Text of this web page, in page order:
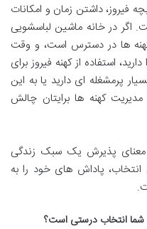
فیروز، داشتن زمان و امکانات
اگر در خانه ماشین لباسشویی
ها در دسترس است، و وقت
استفاده از کهنه فیروز برای
پرمشغله ای دارید یا به این
کهنه ها برایتان چالش
معنای پذیرش یک سبک زندگی
پاداش های خود را به
شما انتخاب درستی است؟